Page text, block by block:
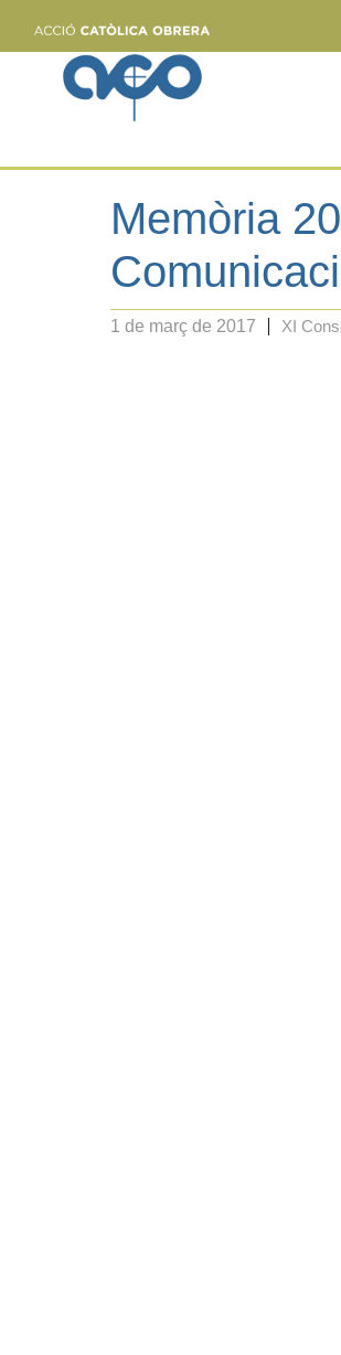
Memòria
1 de març de 2017 XI